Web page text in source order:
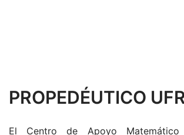
PROPEDÉUTICO
El Centro de Apoyo Matemático